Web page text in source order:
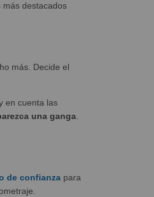
destacados
más. Decide el
en cuenta las
una ganga.
de confianzapara